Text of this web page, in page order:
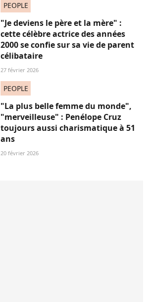
PEOPLE
"Je deviens le père et la mère" :
cette célèbre actrice des années
2000 se confie sur sa vie de parent
célibataire
27 février 2026
PEOPLE
"La plus belle femme du monde",
"merveilleuse" : Penélope Cruz
toujours aussi charismatique à 51
ans
20 février 2026